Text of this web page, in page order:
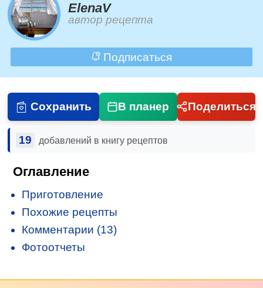
ElenaV
автор рецепта
Подписаться
Сохранить В планер Поделиться
19 добавлений в книгу рецептов
Оглавление
Приготовление
Похожие рецепты
Комментарии (13)
Фотоотчеты